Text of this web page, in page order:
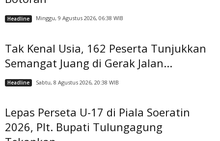
Headline Minggu, 9 Agustus 2026, 06:38 WIB
Tak Kenal Usia, 162 Peserta Tunjukkan
Semangat Juang di Gerak Jalan...
Headline Sabtu, 8 Agustus 2026, 20:38 WIB
Lepas Perseta U-17 di Piala Soeratin
2026, Plt. Bupati Tulungagung